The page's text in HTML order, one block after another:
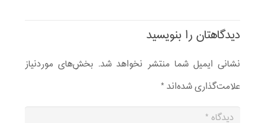
دیدگاهتان را بنویسید
نشانی ایمیل شما منتشر نخواهد شد. بخش‌های موردنیاز
علامت‌گذاری شده‌اند *